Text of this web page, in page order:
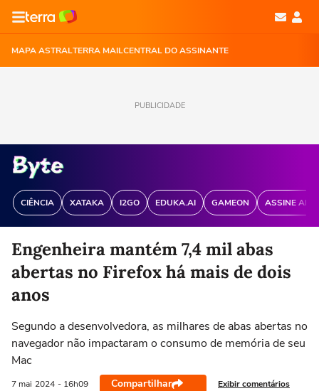
MAPA ASTRALTERRA MAILCENTRAL DO ASSINANTE
PUBLICIDADE
CIÊNCIA XATAKA I2GO EDUKA.AI GAMEON ASSINE
Engenheira mantém 7,4 mil abas
abertas no Firefox há mais de dois
anos
Segundo a desenvolvedora, as milhares de abas abertas no
navegador não impactaram o consumo de memória de seu
Mac
7 mai 2024 - 16h09 Compartilhar Exibir comentários